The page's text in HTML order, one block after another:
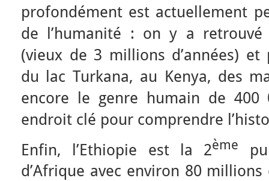
profondément est actuellement
de l’humanité : on y a retrouvé
(vieux de 3 millions d’années)
du lac Turkana, au Kenya, des
encore le genre humain de 400
endroit clé pour comprendre
Enfin, l’Ethiopie est la 2ème
d’Afrique avec environ 80 millions